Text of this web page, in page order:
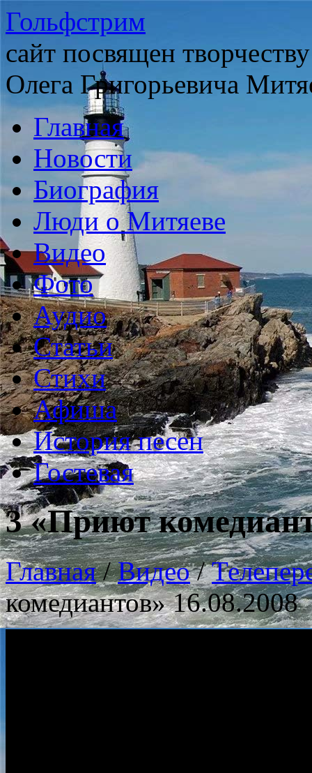
Гольфстрим
сайт посвящен
Олега Григорьевича
Главная
Новости
Биография
Люди о Митяеве
Видео
Фото
Аудио
Статьи
Стихи
Афиша
История песен
Гостевая
3 «Приют
Главная/Видео/
комедиантов» 16.08.2008